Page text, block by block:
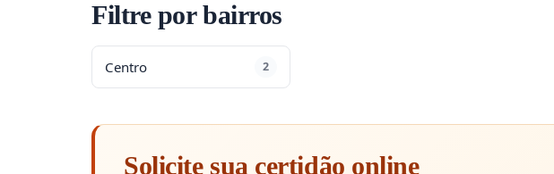
Filtre por bairros
Centro 2
Solicite sua certidão online